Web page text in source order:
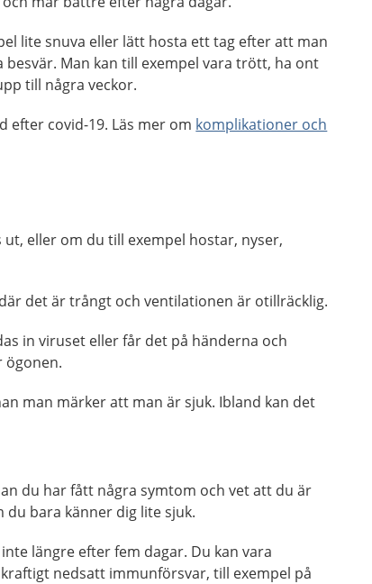
lite snuva eller lätt hosta ett tag efter att man
besvär. Man kan till exempel vara trött, ha ont
till några veckor.
efter covid-19. Läs mer om komplikationer och
eller om du till exempel hostar, nyser,
det är trångt och ventilationen är otillräcklig.
in viruset eller får det på händerna och
ögonen.
man märker att man är sjuk. Ibland kan det
du har fått några symtom och vet att du är
du bara känner dig lite sjuk.
längre efter fem dagar. Du kan vara
nedsatt immunförsvar, till exempel på